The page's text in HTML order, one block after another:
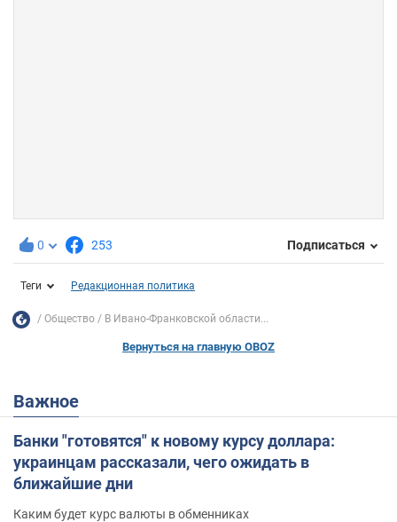
0 253 Подписаться
Теги Редакционная политика
Общество В Ивано-Франковской области...
Вернуться на главную OBOZ
Важное
Банки "готовятся" к новому курсу доллара:
украинцам рассказали, чего ожидать в
ближайшие дни
Каким будет курс валюты в обменниках